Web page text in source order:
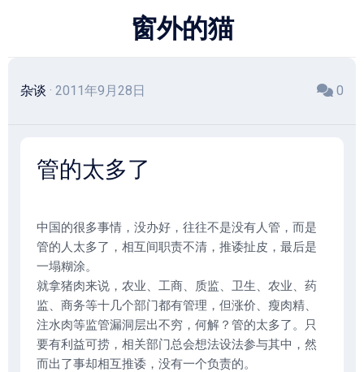
窗外的猫
杂谈 · 2011年9月28日 0
管的太多了
中国的很多事情，没办好，往往不是没有人管，而是
管的人太多了，相互间职责不清，推诿扯皮，最后是
一塌糊涂。
就拿猪肉来说，农业、工商、质监、卫生、农业、药
监、商务等十几个部门都有管理，但涨价、瘦肉精、
注水肉等监管漏洞层出不穷，何解？管的太多了。只
要有利益可捞，相关部门总会想法设法参与其中，然
而出了事却相互推诿，没有一个负责的。